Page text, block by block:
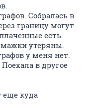
Собралась в
границу могут
есть.
утеряны.
у меня нет.
в другое
еще куда